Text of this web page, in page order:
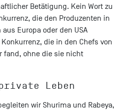
Betätigung. Kein Wort zu
die den Produzenten in
Europa oder den USA
die in den Chefs von
fand, ohne die sie nicht
Leben
wir Shurima und Rabeya,